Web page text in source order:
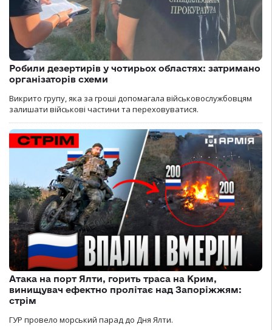
Робили дезертирів у чотирьох областях: затримано
організаторів схеми
Викрито групу, яка за гроші допомагала військовослужбовцям
залишати військові частини та переховуватися.
Атака на порт Ялти, горить траса на Крим,
винищувач ефектно пролітає над Запоріжжям:
стрім
ГУР провело морський парад до Дня Ялти.